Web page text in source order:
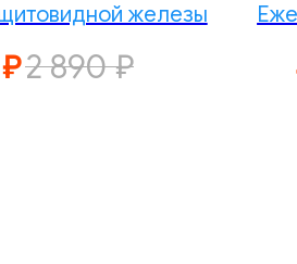
железы
₽2 890 ₽